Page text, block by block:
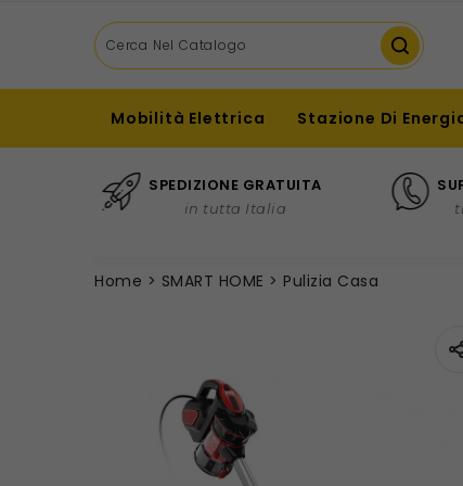
Mobilità Elettrica Stazione Di
SPEDIZIONE GRATUITA
in tutta Italia
Home SMART HOME Pulizia Casa